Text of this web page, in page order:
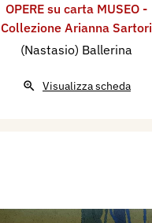
OPERE su carta MUSEO -
Collezione Arianna Sartori
(Nastasio) Ballerina
Visualizza scheda